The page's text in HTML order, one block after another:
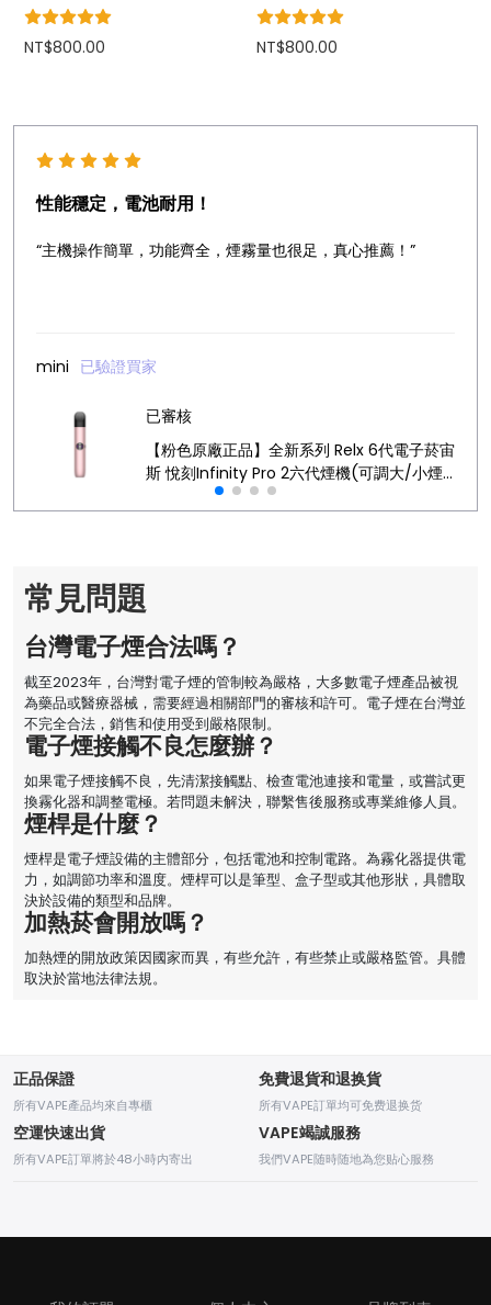
NT$800.00 NT$800.00
性能穩定，電池耐用！
“主機操作簡單，功能齊全，煙霧量也很足，真心推薦！”
mini 已驗證買家
已審核
【粉色原廠正品】全新系列 Relx 6代電子菸宙
斯 悅刻Infinity Pro 2六代煙機(可調大/小煙
量) 支持Relx 4/5代煙彈通用 (下訂秒發貨)
常見問題
台灣電子煙合法嗎？
截至2023年，台灣對電子煙的管制較為嚴格，大多數電子煙產品被視
為藥品或醫療器械，需要經過相關部門的審核和許可。電子煙在台灣並
不完全合法，銷售和使用受到嚴格限制。
電子煙接觸不良怎麼辦？
如果電子煙接觸不良，先清潔接觸點、檢查電池連接和電量，或嘗試更
換霧化器和調整電極。若問題未解決，聯繫售後服務或專業維修人員。
煙桿是什麼？
煙桿是電子煙設備的主體部分，包括電池和控制電路。為霧化器提供電
力，如調節功率和溫度。煙桿可以是筆型、盒子型或其他形狀，具體取
決於設備的類型和品牌。
加熱菸會開放嗎？
加熱煙的開放政策因國家而異，有些允許，有些禁止或嚴格監管。具體
取決於當地法律法規。
正品保證
所有VAPE產品均來自專櫃
免費退貨和退换貨
所有VAPE訂單均可免费退换货
空運快速出貨
所有VAPE訂單將於48小時内寄出
VAPE竭誠服務
我們VAPE随時随地為您贴心服務